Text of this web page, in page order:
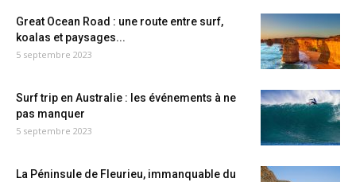
Great Ocean Road : une route entre surf,
koalas et paysages...
5 septembre 2023
Surf trip en Australie : les événements à ne
pas manquer
5 septembre 2023
La Péninsule de Fleurieu, immanquable du